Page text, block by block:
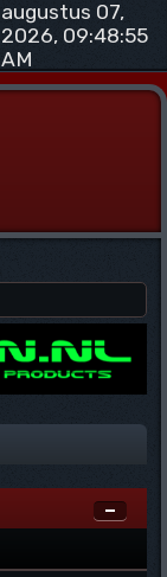
augustus 07,
2026, 09:48:55
AM